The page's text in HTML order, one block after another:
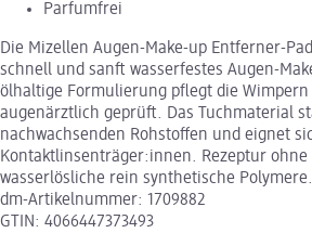
Parfumfrei
Die Mizellen Augen-Make-up Entferner-
schnell und sanft wasserfestes Augen-
ölhaltige Formulierung pflegt die Wimpern
augenärztlich geprüft. Das Tuchmaterial
nachwachsenden Rohstoffen und eignet
Kontaktlinsenträger:innen. Rezeptur
wasserlösliche rein synthetische Polymere.
dm-Artikelnummer: 1709882
GTIN: 4066447373493